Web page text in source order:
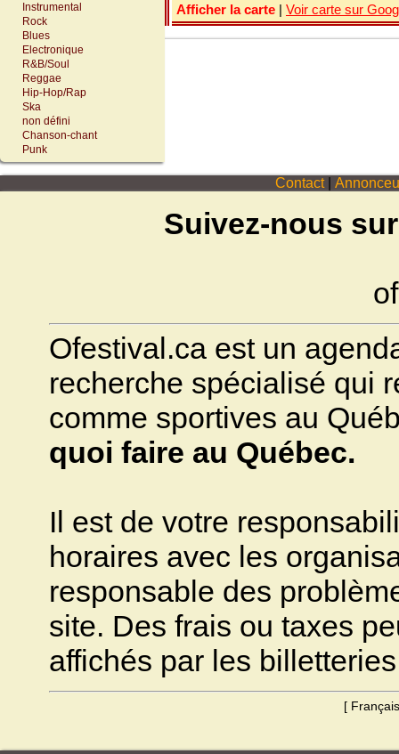
Instrumental
Rock
Blues
Electronique
R&B/Soul
Reggae
Hip-Hop/Rap
Ska
non défini
Chanson-chant
Punk
Afficher la carte | Voir carte sur
Contact
Suivez-nous
Ofestival.ca est un
recherche spécialisé qui
comme sportives au
quoi faire au Québec.
Il est de votre
horaires avec les
responsable des
site. Des frais ou taxes
affichés par les
[ Français